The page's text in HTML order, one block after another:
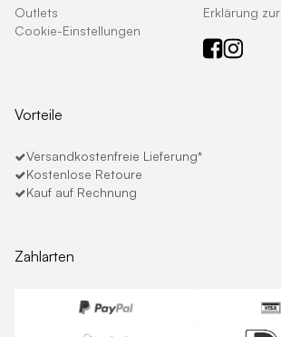
Outlets
Cookie-Einstellungen
Erklärung
Vorteile
Versandkostenfreie Lieferung*
Kostenlose Retoure
Kauf auf Rechnung
Zahlarten